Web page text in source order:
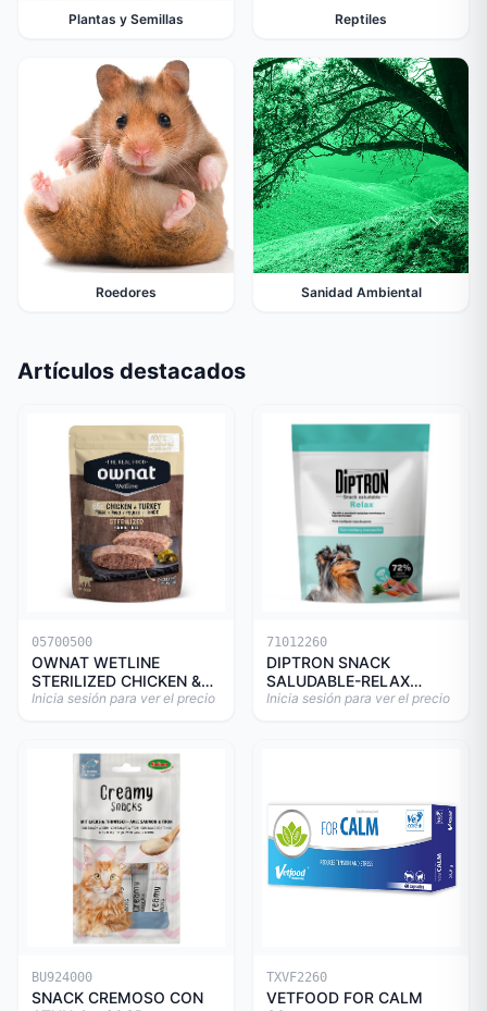
Plantas y Semillas Reptiles
Roedores Sanidad Ambiental
Artículos destacados
05700500
OWNAT WETLINE
STERILIZED CHICKEN &
TURKEY CAT 85gr
Inicia sesión para ver el precio
71012260
DIPTRON SNACK
SALUDABLE-RELAX
150GR
Inicia sesión para ver el precio
BU924000
SNACK CREMOSO CON
TXVF2260
VETFOOD FOR CALM